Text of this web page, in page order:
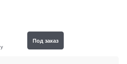
Под заказ